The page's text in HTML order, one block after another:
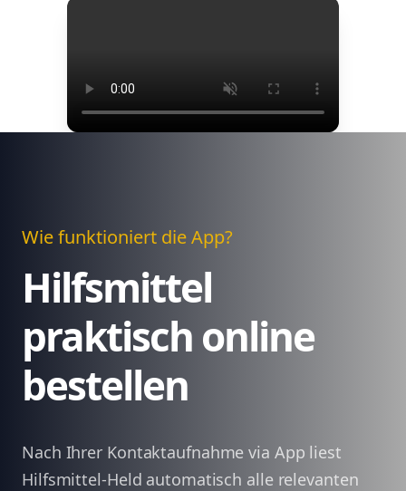
Wie funktioniert die App?
Hilfsmittel
praktisch online
bestellen
Nach Ihrer Kontaktaufnahme via App liest
Hilfsmittel-Held automatisch alle relevanten